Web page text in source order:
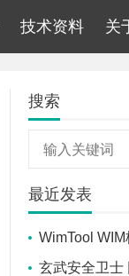
技术资料 关
搜索
最近发表
WimTool
玄武安全卫士